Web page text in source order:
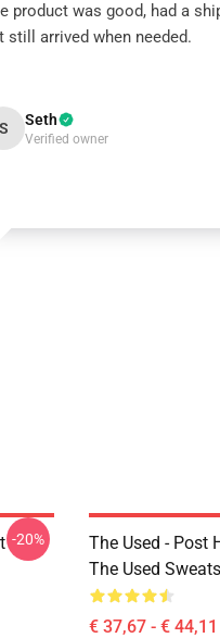
product was good, had a
still arrived when needed.
S Seth
Verified owner
-20%
The Used - Post
The Used
€ 37,67 - € 44,11